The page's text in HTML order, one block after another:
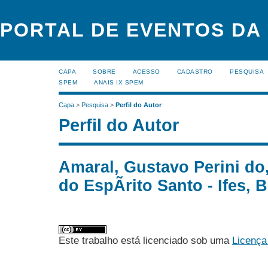
PORTAL DE EVENTOS DA
CAPA SOBRE ACESSO CADASTRO
PESQUISA
SPEM
ANAIS IX SPEM
Capa > Pesquisa > Perfil do Autor
Perfil do Autor
Amaral, Gustavo Perini
do EspÃ­rito Santo - Ifes,
Este trabalho está licenciado sob uma